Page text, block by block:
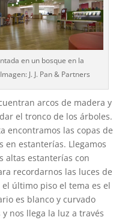
en un bosque en la
J. J. Pan & Partners
arcos de madera y
el tronco de los árboles.
encontramos las copas de
en estanterías. Llegamos
altas estanterías con
recordarnos las luces de
último piso el tema es el
es blanco y curvado
nos llega la luz a través